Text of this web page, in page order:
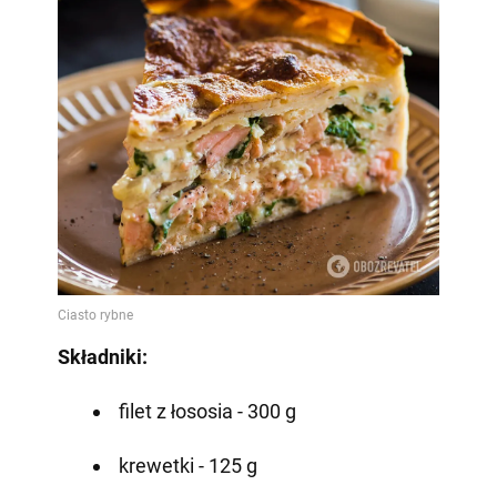
Składniki:
filet z łososia - 300 g
krewetki - 125 g